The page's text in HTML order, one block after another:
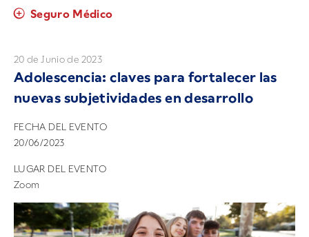
Seguro Médico
20 de Junio de 2023
Adolescencia: claves para fortalecer las
nuevas subjetividades en desarrollo
FECHA DEL EVENTO
20/06/2023
LUGAR DEL EVENTO
Zoom